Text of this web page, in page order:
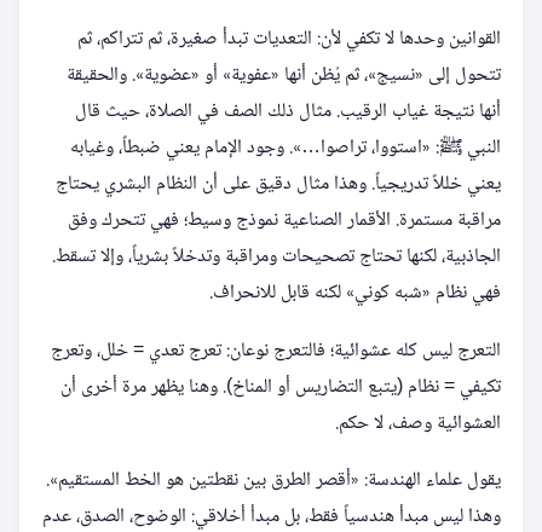
القوانين وحدها لا تكفي لأن: التعديات تبدأ صغيرة، ثم تتراكم، ثم
تتحول إلى «نسيج»، ثم يُظن أنها «عفوية» أو «عضوية». والحقيقة
أنها نتيجة غياب الرقيب. مثال ذلك الصف في الصلاة، حيث قال
النبي ﷺ: «استووا، تراصوا…». وجود الإمام يعني ضبطاً، وغيابه
يعني خللاً تدريجياً. وهذا مثال دقيق على أن النظام البشري يحتاج
مراقبة مستمرة. الأقمار الصناعية نموذج وسيط؛ فهي تتحرك وفق
الجاذبية، لكنها تحتاج تصحيحات ومراقبة وتدخلاً بشرياً، وإلا تسقط.
فهي نظام «شبه كوني» لكنه قابل للانحراف.
التعرج ليس كله عشوائية؛ فالتعرج نوعان: تعرج تعدي = خلل، وتعرج
تكيفي = نظام (يتبع التضاريس أو المناخ). وهنا يظهر مرة أخرى أن
العشوائية وصف، لا حكم.
يقول علماء الهندسة: «أقصر الطرق بين نقطتين هو الخط المستقيم».
وهذا ليس مبدأ هندسياً فقط، بل مبدأ أخلاقي: الوضوح، الصدق، عدم